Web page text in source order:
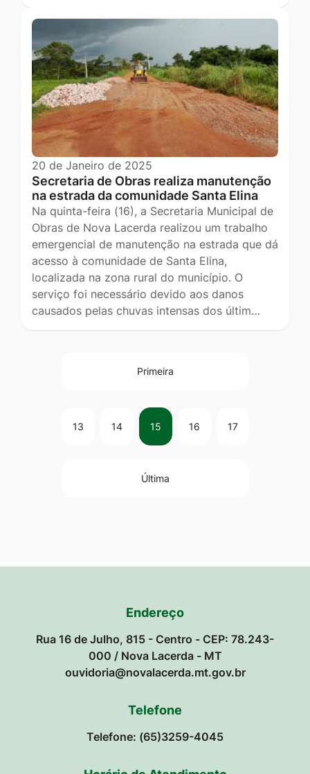
20 de Janeiro de 2025
Secretaria de Obras realiza manutenção
na estrada da comunidade Santa Elina
Na quinta-feira (16), a Secretaria Municipal de
Obras de Nova Lacerda realizou um trabalho
emergencial de manutenção na estrada que dá
acesso à comunidade de Santa Elina,
localizada na zona rural do município. O
serviço foi necessário devido aos danos
causados pelas chuvas intensas dos últim…
Primeira
13 14 15 16 17
Última
Endereço
Rua 16 de Julho, 815 - Centro - CEP: 78.243-
000 / Nova Lacerda - MT
ouvidoria@novalacerda.mt.gov.br
Telefone
Telefone: (65)3259-4045